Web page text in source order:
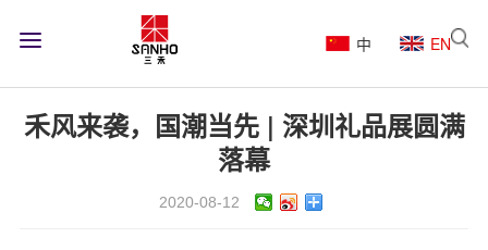
中 EN
禾风来袭，国潮当先 | 深圳礼品展圆满
落幕
2020-08-12